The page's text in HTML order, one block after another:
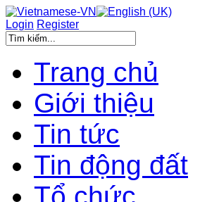
Login Register
Trang chủ
Giới thiệu
Tin tức
Tin động đất